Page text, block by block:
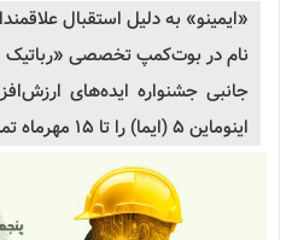
«ایمینو» به دلیل استقبال
نام در بوت‌کمپتخصصی «رباتیک
جانبی جشنواره ایده‌های
اینوماین ۵ (ایما) را تا 15 مهرماه تمدید کرد.